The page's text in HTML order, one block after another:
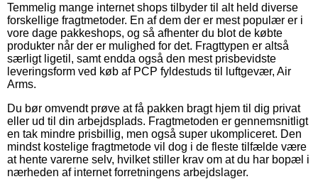
Temmelig mange internet shops tilbyder til alt held diverse
forskellige fragtmetoder. En af dem der er mest populær er i
vore dage pakkeshops, og så afhenter du blot de købte
produkter når der er mulighed for det. Fragttypen er altså
særligt ligetil, samt endda også den mest prisbevidste
leveringsform ved køb af PCP fyldestuds til luftgevær, Air
Arms.
Du bør omvendt prøve at få pakken bragt hjem til dig privat
eller ud til din arbejdsplads. Fragtmetoden er gennemsnitligt
en tak mindre prisbillig, men også super ukompliceret. Den
mindst kostelige fragtmetode vil dog i de fleste tilfælde være
at hente varerne selv, hvilket stiller krav om at du har bopæl i
nærheden af internet forretningens arbejdslager.